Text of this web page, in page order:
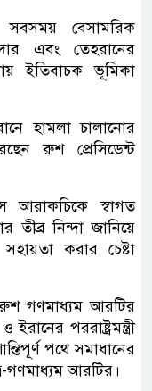
বেসামরিক
এবং তেহরানের
ইতিবাচক ভূমিকা
হামলা চালানোর
রুশ প্রেসিডেন্ট
আরাকচিকে স্বাগত
তীব্র নিন্দা জানিয়ে
করার চেষ্টা
গণমাধ্যম আরটির
পররাষ্ট্রমন্ত্রী
পথে সমাধানের
গণমাধ্যম আরটির।